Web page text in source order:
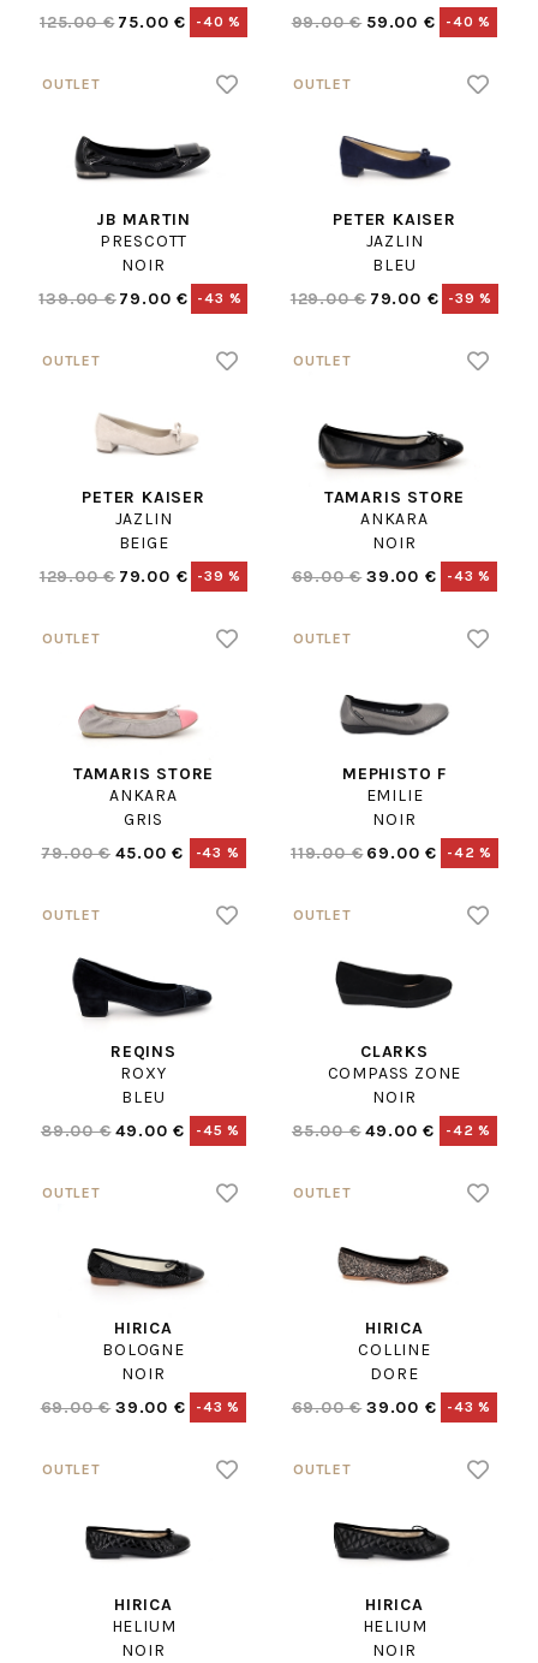
125.00 € 75.00 € -40 %
99.00 € 59.00 € -40 %
JB MARTIN
PRESCOTT
NOIR
139.00 €79.00 € -43 %
PETER KAISER
JAZLIN
BLEU
129.00 € 79.00 € -39 %
PETER KAISER
JAZLIN
BEIGE
129.00 € 79.00 € -39 %
TAMARIS STORE
ANKARA
NOIR
69.00 € 39.00 € -43 %
TAMARIS STORE
ANKARA
GRIS
79.00 € 45.00 € -43 %
MEPHISTO F
EMILIE
NOIR
119.00 € 69.00 € -42 %
REQINS
ROXY
BLEU
89.00 € 49.00 € -45 %
CLARKS
COMPASS ZONE
NOIR
85.00 € 49.00 € -42 %
HIRICA
BOLOGNE
NOIR
69.00 € 39.00 € -43 %
HIRICA
COLLINE
DORE
69.00 € 39.00 € -43 %
HIRICA
HELIUM
NOIR
HIRICA
HELIUM
NOIR